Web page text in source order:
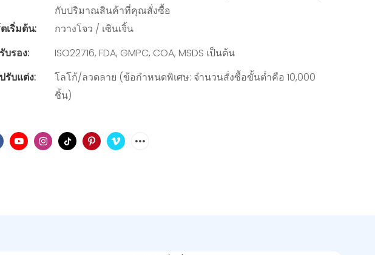
กับปริมาณสินค้าที่คุณสั่งซื้อ
เริ่มต้น:
กวางโจว / เซินเจิ้น
บรอง:
ISO22716, FDA, GMPC, COA, MSDS เป็นต้น
รับแต่ง:
โลโก้/ลวดลาย (ข้อกำหนดพิเศษ: จำนวนสั่งซื้อขั้นต่ำคือ 10,000
ชิ้น)